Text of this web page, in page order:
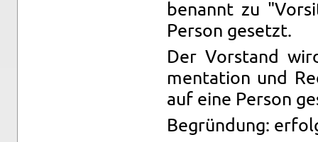
be­nannt zu
Per­son ge­setzt.
Der Vor­stand
men­ta­ti­on und
auf eine Per­son
Be­grün­dung: